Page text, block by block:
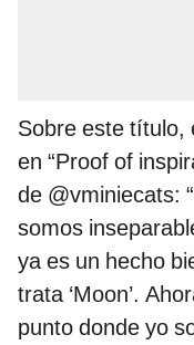
Sobre este título,
en “Proof of
de @vminiecats:
somos
ya es un hecho
trata ‘Moon’.
punto donde yo